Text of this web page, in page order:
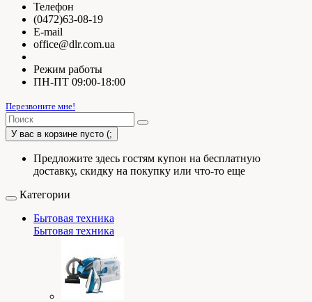
Телефон
(0472)63-08-19
E-mail
office@dlr.com.ua
Режим работы
ПН-ПТ 09:00-18:00
Перезвоните мне!
У вас в корзине пусто (;
Предложите здесь гостям купон на бесплатную
доставку, скидку на покупку или что-то еще
Категории
Бытовая техника
Бытовая техника